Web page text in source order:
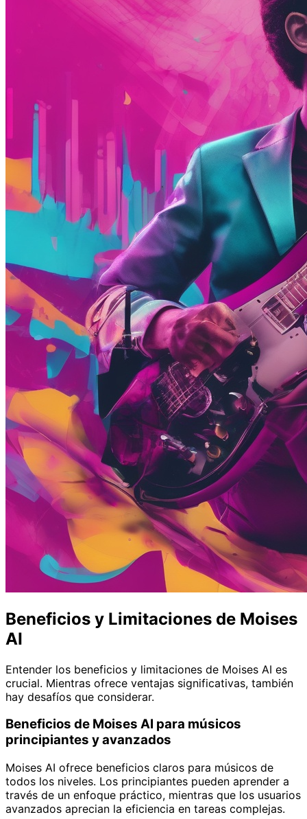
Beneficios y Limitaciones de Moises
AI
Entender los beneficios y limitaciones de Moises AI es
crucial. Mientras ofrece ventajas significativas, también
hay desafíos que considerar.
Beneficios de Moises AI para músicos
principiantes y avanzados
Moises AI ofrece beneficios claros para músicos de
todos los niveles. Los principiantes pueden aprender a
través de un enfoque práctico, mientras que los usuarios
avanzados aprecian la eficiencia en tareas complejas.